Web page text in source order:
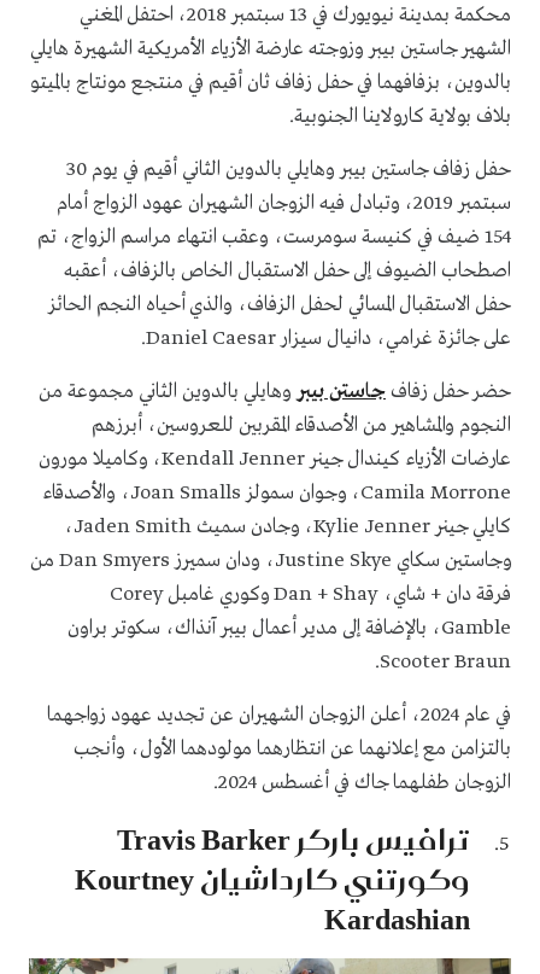
محكمة بمدينة نيويورك في 13 سبتمبر 2018، احتفل المغني
الشهير جاستين بيبر وزوجته عارضة الأزياء الأمريكية الشهيرة هايلي
بالدوين، بزفافهما في حفل زفاف ثان أقيم في منتجع مونتاج بالميتو
بلاف بولاية كارولاينا الجنوبية.
حفل زفاف جاستين بيبر وهايلي بالدوين الثاني أقيم في يوم 30
سبتمبر 2019، وتبادل فيه الزوجان الشهيران عهود الزواج أمام
154 ضيف في كنيسة سومرست، وعقب انتهاء مراسم الزواج، تم
اصطحاب الضيوف إلى حفل الاستقبال الخاص بالزفاف، أعقبه
حفل الاستقبال المسائي لحفل الزفاف، والذي أحياه النجم الحائز
على جائزة غرامي، دانيال سيزار Daniel Caesar.
حضر حفل زفاف جاستن بيبر وهايلي بالدوين الثاني مجموعة من
النجوم والمشاهير من الأصدقاء المقربين للعروسين، أبرزهم
عارضات الأزياء كيندال جينر Kendall Jenner، وكاميلا مورون
Camila Morrone، وجوان سمولز Joan Smalls، والأصدقاء
كايلي جينر Kylie Jenner، وجادن سميث Jaden Smith،
وجاستين سكاي Justine Skye، ودان سميرز Dan Smyers من
فرقة دان + شاي، Dan + Shay وكوري غامبل Corey
Gamble، بالإضافة إلى مدير أعمال بيبر آنذاك، سكوتر براون
Scooter Braun.
في عام 2024، أعلن الزوجان الشهيران عن تجديد عهود زواجهما
بالتزامن مع إعلانهما عن انتظارهما مولودهما الأول، وأنجب
الزوجان طفلهما جاك في أغسطس 2024.
ترافيس باركر Travis Barker
وكورتني كارداشيان Kourtney
Kardashian